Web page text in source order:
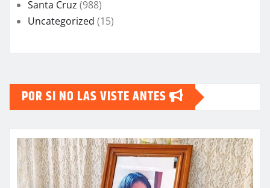
Santa Cruz (988)
Uncategorized (15)
POR SI NO LAS VISTE ANTES